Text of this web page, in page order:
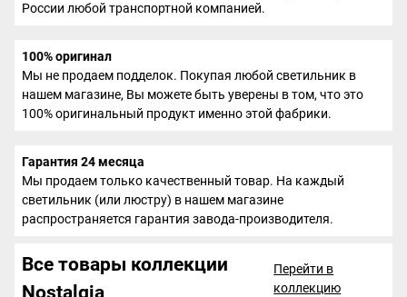
России любой транспортной компанией.
100% оригинал
Мы не продаем подделок. Покупая любой светильник в
нашем магазине, Вы можете быть уверены в том, что это
100% оригинальный продукт именно этой фабрики.
Гарантия 24 месяца
Мы продаем только качественный товар. На каждый
светильник (или люстру) в нашем магазине
распространяется гарантия завода-производителя.
Все товары коллекции
Перейти в
коллекцию